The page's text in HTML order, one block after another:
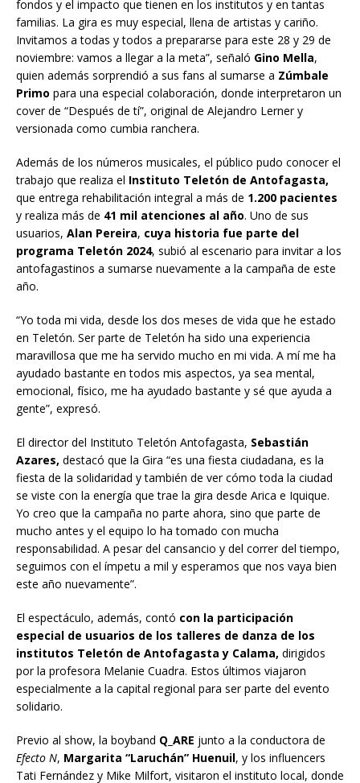
fondos y el impacto que tienen en los institutos y en tantas
familias. La gira es muy especial, llena de artistas y cariño.
Invitamos a todas y todos a prepararse para este 28 y 29 de
noviembre: vamos a llegar a la meta”, señaló Gino Mella,
quien además sorprendió a sus fans al sumarse a Zúmbale
Primo para una especial colaboración, donde interpretaron un
cover de “Después de tí”, original de Alejandro Lerner y
versionada como cumbia ranchera.
Además de los números musicales, el público pudo conocer el
trabajo que realiza el Instituto Teletón de Antofagasta,
que entrega rehabilitación integral a más de 1.200 pacientes
y realiza más de 41 mil atenciones al año. Uno de sus
usuarios, Alan Pereira, cuya historia fue parte del
programa Teletón 2024, subió al escenario para invitar a los
antofagastinos a sumarse nuevamente a la campaña de este
año.
“Yo toda mi vida, desde los dos meses de vida que he estado
en Teletón. Ser parte de Teletón ha sido una experiencia
maravillosa que me ha servido mucho en mi vida. A mí me ha
ayudado bastante en todos mis aspectos, ya sea mental,
emocional, físico, me ha ayudado bastante y sé que ayuda a
gente”, expresó.
El director del Instituto Teletón Antofagasta, Sebastián
Azares, destacó que la Gira “es una fiesta ciudadana, es la
fiesta de la solidaridad y también de ver cómo toda la ciudad
se viste con la energía que trae la gira desde Arica e Iquique.
Yo creo que la campaña no parte ahora, sino que parte de
mucho antes y el equipo lo ha tomado con mucha
responsabilidad. A pesar del cansancio y del correr del tiempo,
seguimos con el ímpetu a mil y esperamos que nos vaya bien
este año nuevamente”.
El espectáculo, además, contó con la participación
especial de usuarios de los talleres de danza de los
institutos Teletón de Antofagasta y Calama, dirigidos
por la profesora Melanie Cuadra. Estos últimos viajaron
especialmente a la capital regional para ser parte del evento
solidario.
Previo al show, la boyband Q_ARE junto a la conductora de
Efecto N, Margarita “Laruchán” Huenuil, y los influencers
Tati Fernández y Mike Milfort, visitaron el instituto local, donde